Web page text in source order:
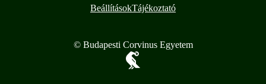
BeállításokTájékoztató
© Budapesti Corvinus Egyetem